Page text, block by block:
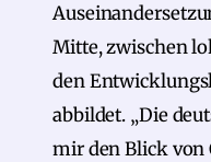
Mitte, zwischen
den
abbildet. „Die
mir den Blick von